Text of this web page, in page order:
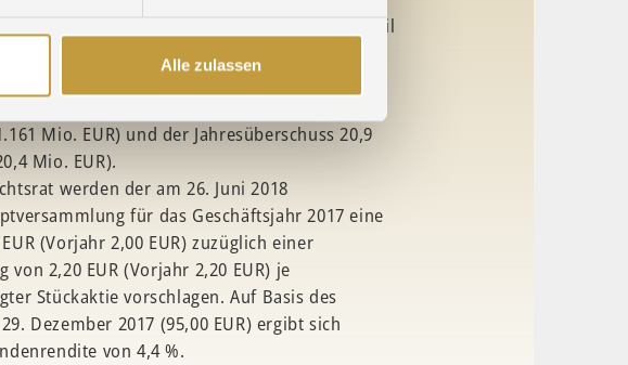
Alle zulassen
des Aufsichtsrats der Agosi am 5. April
der Gesellschaft den vom Vorstand
für das zurückliegende Geschäftsjahr
Mio. EUR) und der Jahresüberschuss 20,9
Mio. EUR).
werden der am 26. Juni 2018
für das Geschäftsjahr 2017 eine
(Vorjahr 2,00 EUR) zuzüglich einer
von 2,20 EUR (Vorjahr 2,20 EUR) je
Stückaktie vorschlagen. Auf Basis des
Dezember 2017 (95,00 EUR) ergibt sich
von 4,4 %.